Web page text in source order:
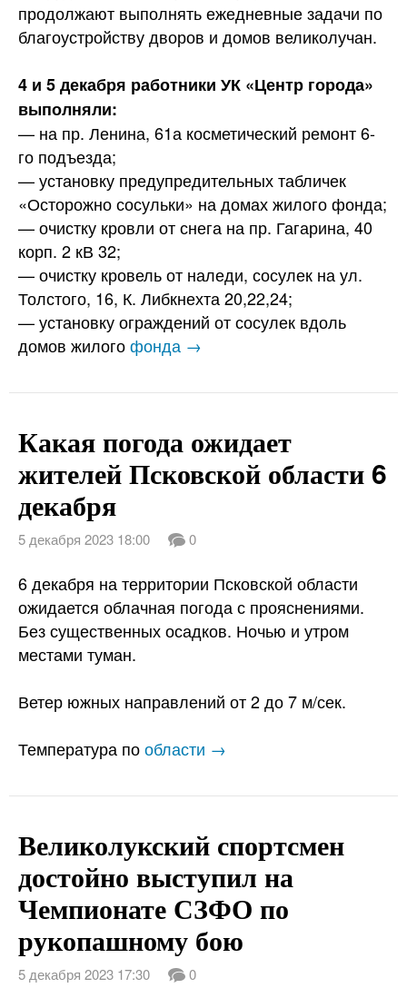
продолжают выполнять ежедневные задачи по
благоустройству дворов и домов великолучан.
4 и 5 декабря работники УК «Центр города»
выполняли:
— на пр. Ленина, 61а косметический ремонт 6-
го подъезда;
— установку предупредительных табличек
«Осторожно сосульки» на домах жилого фонда;
— очистку кровли от снега на пр. Гагарина, 40
корп. 2 кВ 32;
— очистку кровель от наледи, сосулек на ул.
Толстого, 16, К. Либкнехта 20,22,24;
— установку ограждений от сосулек вдоль
домов жилогофонда →
Какая погода ожидает
жителей Псковской области 6
декабря
5 декабря 2023 18:00 0
6 декабря на территории Псковской области
ожидается облачная погода с прояснениями.
Без существенных осадков. Ночью и утром
местами туман.
Ветер южных направлений от 2 до 7 м/сек.
Температура пообласти →
Великолукский спортсмен
достойно выступил на
Чемпионате СЗФО по
рукопашному бою
5 декабря 2023 17:30 0